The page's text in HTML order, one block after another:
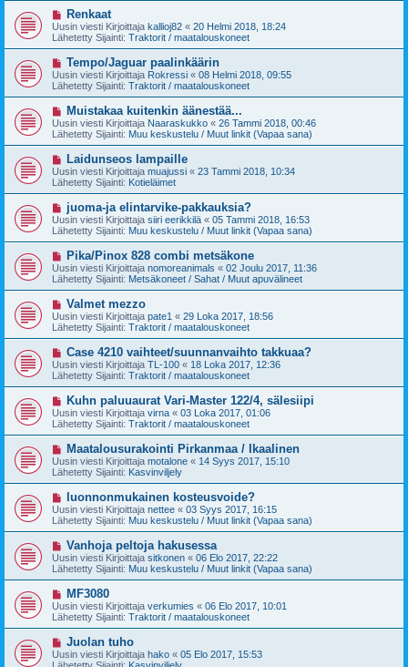
tv
e
s
t
U
u
s
i
v
e
s
t
Renkaat
Uusin viesti Kirjoittaja kallioj82 « 20 Helmi 2018, 18:24
Lähetetty Sijainti: Traktorit / maatalouskoneet
U
u
s
i
v
e
s
t
Tempo/Jaguar paalinkäärin
Uusin viesti Kirjoittaja Rokressi « 08 Helmi 2018, 09:55
Lähetetty Sijainti: Traktorit / maatalouskoneet
U
u
s
i
v
e
s
t
Muistakaa kuitenkin äänestää...
Uusin viesti Kirjoittaja Naaraskukko « 26 Tammi 2018, 00:46
Lähetetty Sijainti: Muu keskustelu / Muut linkit (Vapaa sana)
U
u
s
i
v
e
s
t
Laidunseos lampaille
Uusin viesti Kirjoittaja muajussi « 23 Tammi 2018, 10:34
Lähetetty Sijainti: Kotieläimet
U
u
s
i
v
e
s
t
juoma-ja elintarvike-pakkauksia?
Uusin viesti Kirjoittaja siiri eerikkilä « 05 Tammi 2018, 16:53
Lähetetty Sijainti: Muu keskustelu / Muut linkit (Vapaa sana)
U
u
s
i
v
e
s
t
Pika/Pinox 828 combi metsäkone
Uusin viesti Kirjoittaja nomoreanimals « 02 Joulu 2017, 11:36
Lähetetty Sijainti: Metsäkoneet / Sahat / Muut apuvälineet
U
u
s
i
e
s
t
Valmet mezzo
Uusin viesti Kirjoittaja pate1 « 29 Loka 2017, 18:56
Lähetetty Sijainti: Traktorit / maatalouskoneet
U
u
s
i
v
e
s
t
Case 4210 vaihteet/suunnanvaihto takkuaa?
Uusin viesti Kirjoittaja TL-100 « 18 Loka 2017, 12:36
Lähetetty Sijainti: Traktorit / maatalouskoneet
U
u
s
i
v
e
s
t
Kuhn paluuaurat Vari-Master 122/4, sälesiipi
Uusin viesti Kirjoittaja virna « 03 Loka 2017, 01:06
Lähetetty Sijainti: Traktorit / maatalouskoneet
U
u
s
i
v
e
s
t
Maatalousurakointi Pirkanmaa / Ikaalinen
Uusin viesti Kirjoittaja motalone « 14 Syys 2017, 15:10
Lähetetty Sijainti: Kasvinviljely
U
u
s
i
v
e
s
t
luonnonmukainen kosteusvoide?
Uusin viesti Kirjoittaja nettee « 03 Syys 2017, 16:15
Lähetetty Sijainti: Muu keskustelu / Muut linkit (Vapaa sana)
U
u
s
i
v
e
s
t
Vanhoja peltoja hakusessa
Uusin viesti Kirjoittaja sitkonen « 06 Elo 2017, 22:22
Lähetetty Sijainti: Muu keskustelu / Muut linkit (Vapaa sana)
U
u
s
i
e
MF3080
Uusin viesti Kirjoittaja verkumies « 06 Elo 2017, 10:01
Lähetetty Sijainti: Traktorit / maatalouskoneet
U
u
s
Juolan tuho
Uusin viesti Kirjoittaja hako « 05 Elo 2017, 15:53
Lähetetty Sijainti: Kasvinviljely